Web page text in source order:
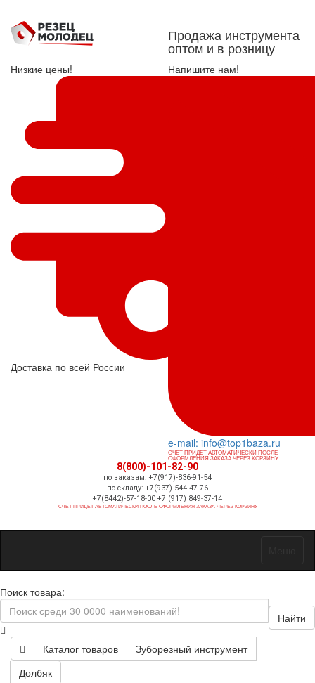
Продажа инструмента
оптом и в розницу
Низкие цены!
Доставка по всей России
Напишите нам!
e-mail: info@top1baza.ru
СЧЕТ ПРИДЕТ АВТОМАТИЧЕСКИ ПОСЛЕ
ОФОРМЛЕНИЯ ЗАКАЗА ЧЕРЕЗ КОРЗИНУ
8(800)-101-82-90
по заказам: +7(917)-836-91-54
по складу: +7(937)-544-47-76
+7(8442)-57-18-00 +7 (917) 849-37-14
СЧЕТ ПРИДЕТ АВТОМАТИЧЕСКИ ПОСЛЕ ОФОРМЛЕНИЯ ЗАКАЗА ЧЕРЕЗ КОРЗИНУ
Поиск товара:
Найти
Каталог товаров
Зуборезный инструмент
Долбяк